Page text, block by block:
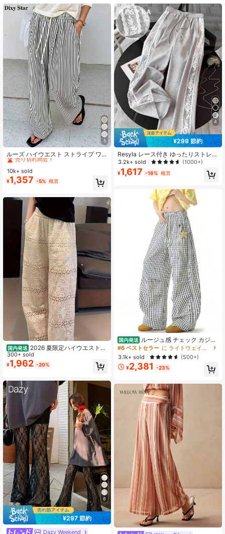
4.63 50 フォロワー
4.63 50 フォロワー
50 フォロワー
4.63 50 フォロワー
5
ルーズ ハイウエスト ストライプ ワ
イドレッグパンツ、ドローストリン
グ ウエスト、多用途 (ストライプパ
ターンランダム) 春、エフォートレス
スタイル
#1 ベストセラー
に カジュアル カジュアルパンツ
売り切れ間近！
#1 ベストセラー
売り切れ間近！
#1 ベストセラー
売り切れ間近！
#1 ベストセラー
10k+ sold
¥1,357 -5% 概算
国内発送 2026 夏限定ハイウエストワ
イドパンツ。レース & レースアップ
デザイン、軽量素材で着痩せ抜群。
フロア丈ストレートで春夏秋活躍
300+ sold
¥1,962 -20%
8
¥297 節約
Dazy Weekend
#2 ベストセラー
4
¥299 節約
Resyla レース付き ゆったりストレー
トレッグ パンツ ウィメンズ
3.2k+ sold (1000+)
¥1,617 -16% 概算
国内発送 ルージュ感 チェック カジュ
アル クロックパンツ レディース 春
夏 潮 ins 星チャーム ワイドレッグパ
ンツ ルーズ ロングパンツ
#6 ベストセラー
に ライトウェイト 女性用ボトムス
3.1k+ sold
(500+)
¥2,381 -23%